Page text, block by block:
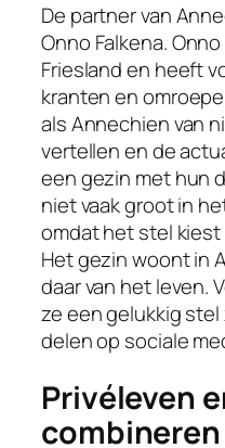
De partner van
Onno Falkena.
Friesland en heeft
kranten en
als Annechien van
vertellen en de
een gezin met hun
niet vaak groot in
omdat het stel kiest
Het gezin woont in
daar van het leven.
ze een gelukkig
delen op sociale
Privéleven
combineren